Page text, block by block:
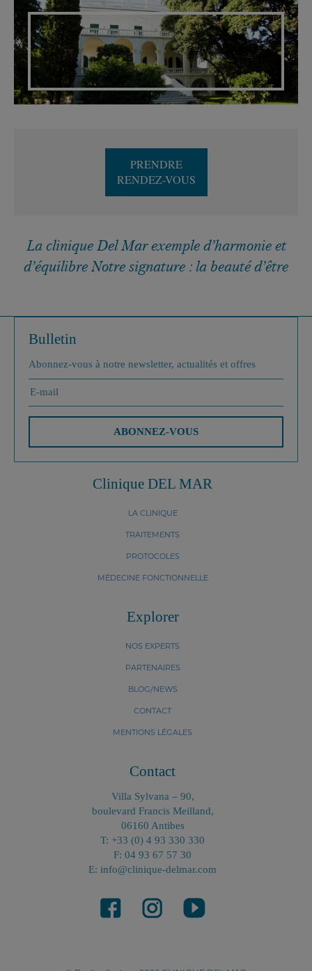
PRENDRE
RENDEZ-VOUS
La clinique Del Mar exemple d’harmonie et
d’équilibre Notre signature : la beauté d’être
Clinique DEL MAR
LA CLINIQUE
TRAITEMENTS
PROTOCOLES
MÉDECINE FONCTIONNELLE
Explorer
NOS EXPERTS
PARTENAIRES
BLOG/NEWS
CONTACT
MENTIONS LÉGALES
Contact
Villa Sylvana – 90,
boulevard Francis Meilland,
06160 Antibes
T: +33 (0) 4 93 330 330
F: 04 93 67 57 30
E: info@clinique-delmar.com
Bulletin
Abonnez-vous à notre newsletter, actualités et offres
ABONNEZ-VOUS